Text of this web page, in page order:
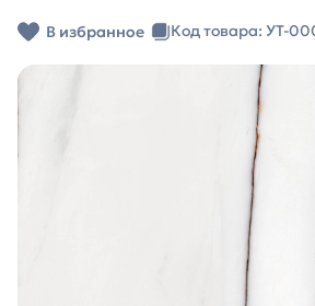
В избранное Код товара: УТ-